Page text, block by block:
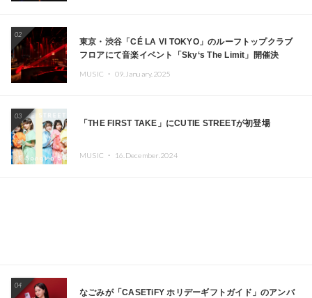
02
東京・渋谷「CÉ LA VI TOKYO」のルーフトップクラブ
フロアにて音楽イベント「Sky‘s The Limit」開催決
Kza（FORCE OF NATURE）ら日本を代表するDJ・クリ
MUSIC ・ 09.January.2025
03
「THE FIRST TAKE」にCUTIE STREETが初登場
MUSIC ・ 16.December.2024
04
なごみが「CASETiFY ホリデーギフトガイド」のアンバ